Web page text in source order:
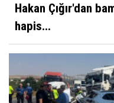
Hakan Çığır'dan
hapis...